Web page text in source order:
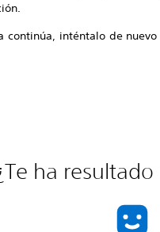
continúa, inténtalo de
ha